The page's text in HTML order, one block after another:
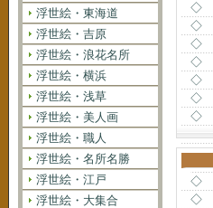
◇
◇
◇
◇
◇
◇
◇
◇
◇
浮世絵・東海道
浮世絵・吉原
浮世絵・浪花名所
浮世絵・横浜
浮世絵・浅草
浮世絵・美人画
浮世絵・職人
浮世絵・名所名勝
浮世絵・江戸
浮世絵・大集合